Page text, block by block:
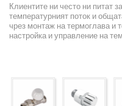
Клиентите ни често ни питат
температурният поток и
чрез монтаж на термоглава и
настройка и управление на